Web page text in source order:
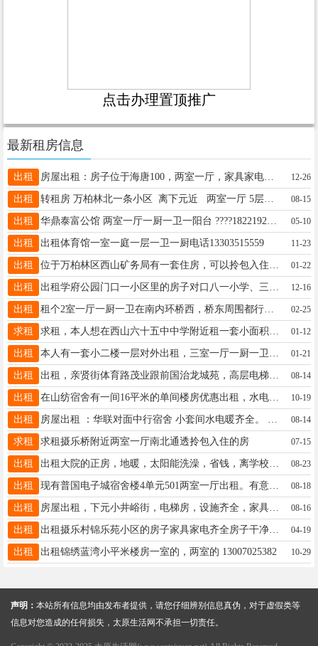
点击办理置顶推广
最新租房信息
出租 房屋出租：房子位于海唐100，两室一厅，家具家电齐全，可以拎包入住。电话：17262399500 12-26
出租 转租房 万柏林北一条小区 离下元近 两室一厅 5层（步梯） 本人要回老家发展转租现在的房子 合同到明年的5月26号 有意向可以打电话19283413282 微信号jkty795 08-15
出租 05-10
出租 出租体育馆一室一庭一层一卫一厨电话13303515559 11-23
出租 01-22
出租 12-16
出租 租个2室一厅一厨一卫在南内环桥西，桥东周围都行。电话：13623657726 02-25
求租 01-12
出租 01-21
出租 出租，亲贤街体育路茂业跟前国治龙城苑，高层电梯房，80平米精装朝南两居 拎包入住，中间楼层，付款灵活，价格便宜，看房方便13403415719 08-14
出租 在山纺宿舍有一间16平米的单间楼房优惠出租，水电暖齐全，交通便利，联系电话13546432065 10-19
出租 08-14
求租 求租摄乐桥附近两室一厅南北通透拎包入住的房 07-15
出租 08-23
出租 现有普国电子城宿舍楼4单元501两室一厅出租。有意者请于郝女士联系。电话13613454590 08-18
出租 房屋出租，下元小井峪街，电梯房，设施齐全，家具家电齐全，拎包入住 面积91平，两室一厅，价格面议 联系人：谢先生，15834238801。 08-16
出租 出租摄乐村锦乐苑小区的房子家具家电齐全房子干净整洁电话13233412868 04-19
出租 出租锦绣蓝湾小平米楼房一室的，两室的 13007025382 10-29
声明： 本站所有信息均由发布者提供，请您仔细辨别信息真伪，对于虚假类等
信息对您造成的任何损失，太原生活网不承担一切责任。